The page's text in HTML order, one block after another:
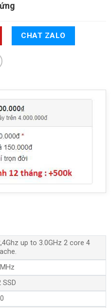
CHAT ZALO
up to 3.0GHz 2 core 4
SSD